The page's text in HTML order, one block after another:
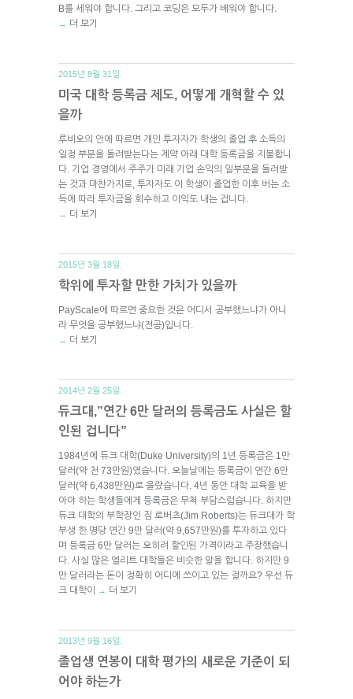
B를 세워야 합니다. 그리고 코딩은 모두가 배워야 합니다.
→ 더 보기
2015년 8월 31일.
미국 대학 등록금 제도, 어떻게 개혁할 수 있
을까
루비오의 안에 따르면 개인 투자자가 학생의 졸업 후 소득의
일정 부분을 돌려받는다는 계약 아래 대학 등록금을 지불합니
다. 기업 경영에서 주주가 미래 기업 손익의 일부분을 돌려받
는 것과 마찬가지로, 투자자도 이 학생이 졸업한 이후 버는 소
득에 따라 투자금을 회수하고 이익도 내는 겁니다.
→ 더 보기
2015년 3월 18일.
학위에 투자할 만한 가치가 있을까
PayScale에 따르면 중요한 것은 어디서 공부했느냐가 아니
라 무엇을 공부했느냐(전공)입니다.
→ 더 보기
2014년 2월 25일.
듀크대,”연간 6만 달러의 등록금도 사실은 할
인된 겁니다”
1984년에 듀크 대학(Duke University)의 1년 등록금은 1만
달러(약 천 73만원)였습니다. 오늘날에는 등록금이 연간 6만
달러(약 6,438만원)로 올랐습니다. 4년 동안 대학 교육을 받
아야 하는 학생들에게 등록금은 무척 부담스럽습니다. 하지만
듀크 대학의 부학장인 짐 로버츠(Jim Roberts)는 듀크대가 학
부생 한 명당 연간 9만 달러(약 9,657만원)를 투자하고 있다
며 등록금 6만 달러는 오히려 할인된 가격이라고 주장했습니
다. 사실 많은 엘리트 대학들은 비슷한 말을 합니다. 하지만 9
만 달러라는 돈이 정확히 어디에 쓰이고 있는 걸까요? 우선 듀
크 대학이
→ 더 보기
2013년 9월 16일.
졸업생 연봉이 대학 평가의 새로운 기준이 되
어야 하는가